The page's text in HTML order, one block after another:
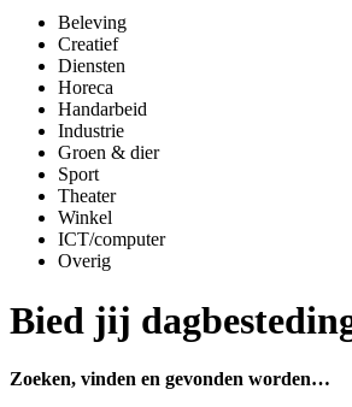
Beleving
Creatief
Diensten
Horeca
Handarbeid
Industrie
Groen & dier
Sport
Theater
Winkel
ICT/computer
Overig
Bied jij
Zoeken, vinden en gevonden worden…